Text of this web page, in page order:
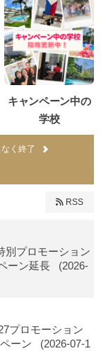
キャンペーン中の
学校
なく終了
RSS
別プロモーション
ーン延長 (2026-
プロモーション
ーン (2026-07-1